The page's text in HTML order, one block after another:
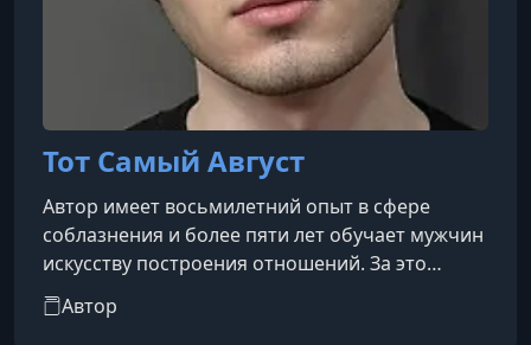
Тот Самый Август
Автор имеет восьмилетний опыт в сфере
соблазнения и более пяти лет обучает мужчин
искусству построения отношений. За это
время он подготовил свыше тысячи учеников,
многие из которых достигли впечатляющих
Автор